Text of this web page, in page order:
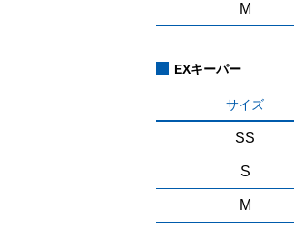
M
EXキーパー
サイズ
SS
S
M